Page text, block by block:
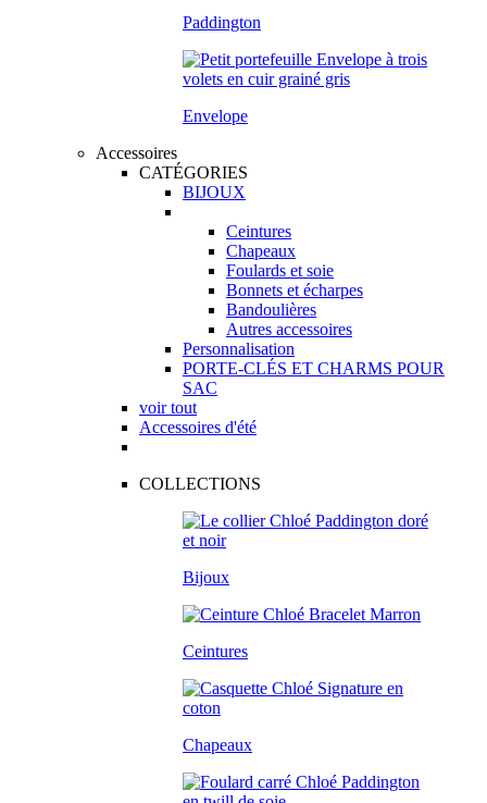
Paddington
Envelope
Accessoires
CATÉGORIES
BIJOUX
Ceintures
Chapeaux
Foulards et soie
Bonnets et écharpes
Bandoulières
Autres accessoires
Personnalisation
PORTE-CLÉS ET CHARMS POUR
SAC
voir tout
Accessoires d'été
COLLECTIONS
Bijoux
Ceintures
Chapeaux